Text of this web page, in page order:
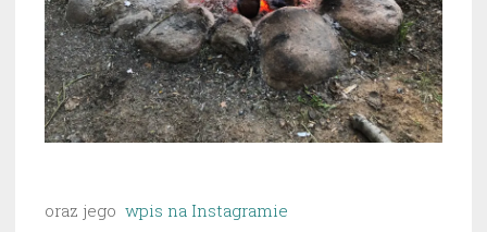
oraz jego wpis na Instagramie